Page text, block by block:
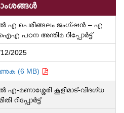
എ പെരിങ്ങലം ജംഗ്ഷൻ – എ
പഠന അന്തിമ റിപ്പോർട്ട്
2025
(6 MB)
എ-മണാശ്ശേരി കൂളിമാട്-വിദഗ്ധ
റിപ്പോർട്ട്